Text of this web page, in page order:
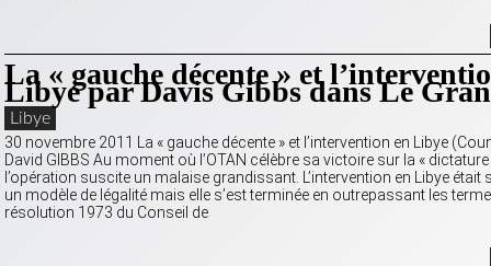
La « gauche décente » et
Libye par Davis Gibbs dans Le
Libye
30 novembre 2011 La « gauche décente » et l’intervention en Libye
David GIBBS Au moment où l’OTAN célèbre sa victoire sur la «
l’opération suscite un malaise grandissant. L’intervention en Libye était
un modèle de légalité mais elle s’est terminée en outrepassant les
résolution 1973 du Conseil de